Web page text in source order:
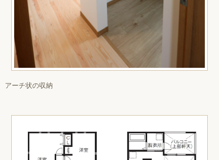
アーチ状の収納